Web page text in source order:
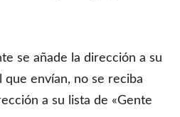
se añade la dirección a su
que envían, no se reciba
a su lista de «Gente